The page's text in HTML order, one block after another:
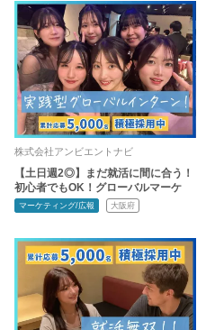
株式会社アンビエントナビ
【土日週2◎】まだ就活に間に合う！
初心者でもOK！グローバルマーケ
マーケティング/広報 大阪府